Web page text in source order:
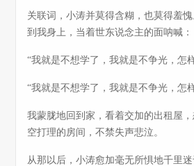
关联词，小涛并莫得含糊，也莫得羞
到我身上，当着世东说念主的面呐喊：
“我就是不想学了，我就是不争光，怎
“我就是不想学了，我就是不争光，怎
我蒙胧地回到家，看着交加的出租屋
空打理的房间，不禁失声悲泣。
从那以后，小涛愈加毫无所惧地千里